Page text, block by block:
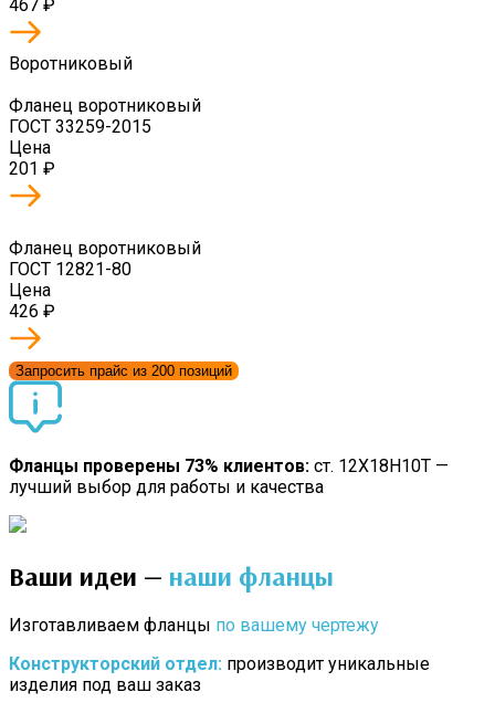
467 ₽
Воротниковый
Фланец воротниковый
ГОСТ 33259-2015
Цена
201 ₽
Фланец воротниковый
ГОСТ 12821-80
Цена
426 ₽
Запросить прайс из 200 позиций
Фланцы проверены 73% клиентов: ст. 12Х18Н10Т —
лучший выбор для работы и качества
Ваши идеи — наши фланцы
Изготавливаем фланцы по вашему чертежу
Конструкторский отдел: производит уникальные
изделия под ваш заказ